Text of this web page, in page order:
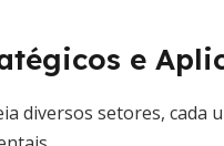
e
diversos setores, cada